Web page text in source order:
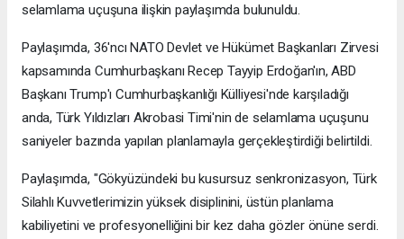
selamlama uçuşuna ilişkin paylaşımda bulunuldu.
Paylaşımda, 36'ncı NATO Devlet ve Hükümet Başkanları Zirvesi
kapsamında Cumhurbaşkanı Recep Tayyip Erdoğan'ın, ABD
Başkanı Trump'ı Cumhurbaşkanlığı Külliyesi'nde karşıladığı
anda, Türk Yıldızları Akrobasi Timi'nin de selamlama uçuşunu
saniyeler bazında yapılan planlamayla gerçekleştirdiği belirtildi.
Paylaşımda, "Gökyüzündeki bu kusursuz senkronizasyon, Türk
Silahlı Kuvvetlerimizin yüksek disiplinini, üstün planlama
kabiliyetini ve profesyonelliğini bir kez daha gözler önüne serdi.